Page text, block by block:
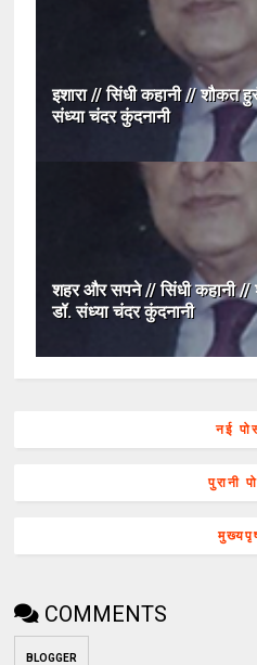
इशारा // सिंधी कहानी // शौकत
संध्या चंदर कुंदनानी
शहर और सपने // सिंधी कहानी //
डॉ. संध्या चंदर कुंदनानी
नई
पुरानी
COMMENTS
BLOGGER